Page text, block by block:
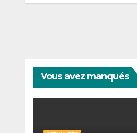
Vous avez manqués